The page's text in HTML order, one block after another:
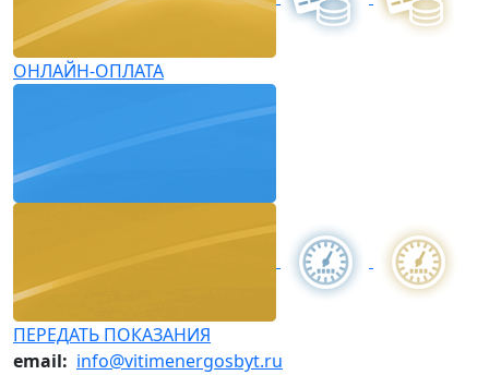
ОНЛАЙН-ОПЛАТА
ПЕРЕДАТЬ ПОКАЗАНИЯ
email: info@vitimenergosbyt.ru